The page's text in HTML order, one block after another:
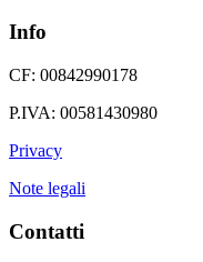
Info
CF: 00842990178
P.IVA: 00581430980
Privacy
Note legali
Contatti